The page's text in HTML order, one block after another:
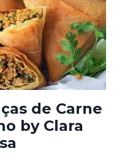
de Carne
by Clara